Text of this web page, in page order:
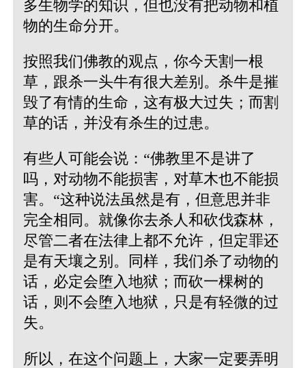
多生物学的知识，但也没有把动物和植
物的生命分开。
按照我们佛教的观点，你今天割一根
草，跟杀一头牛有很大差别。杀牛是摧
毁了有情的生命，这有极大过失；而割
草的话，并没有杀生的过患。
有些人可能会说：“佛教里不是讲了
吗，对动物不能损害，对草木也不能损
害。“这种说法虽然是有，但意思并非
完全相同。就像你去杀人和砍伐森林，
尽管二者在法律上都不允许，但定罪还
是有天壤之别。同样，我们杀了动物的
话，必定会堕入地狱；而砍一棵树的
话，则不会堕入地狱，只是有轻微的过
失。
所以，在这个问题上，大家一定要弄明